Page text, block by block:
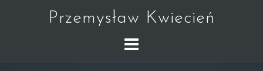
Przemysław Kwiecień